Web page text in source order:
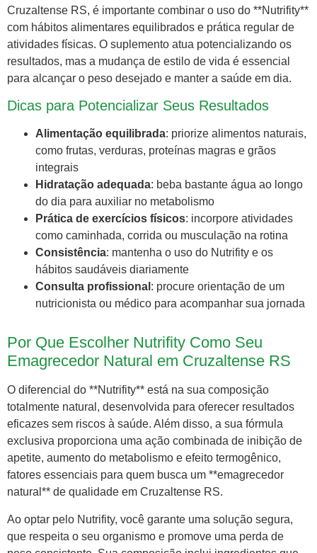
Cruzaltense RS, é importante combinar o uso do **Nutrifity**
com hábitos alimentares equilibrados e prática regular de
atividades físicas. O suplemento atua potencializando os
resultados, mas a mudança de estilo de vida é essencial
para alcançar o peso desejado e manter a saúde em dia.
Dicas para Potencializar Seus Resultados
Alimentação equilibrada: priorize alimentos naturais,
como frutas, verduras, proteínas magras e grãos
integrais
Hidratação adequada: beba bastante água ao longo
do dia para auxiliar no metabolismo
Prática de exercícios físicos: incorpore atividades
como caminhada, corrida ou musculação na rotina
Consistência: mantenha o uso do Nutrifity e os
hábitos saudáveis diariamente
Consulta profissional : procure orientação de um
nutricionista ou médico para acompanhar sua jornada
Por Que Escolher Nutrifity Como Seu
Emagrecedor Natural em Cruzaltense RS
O diferencial do **Nutrifity** está na sua composição
totalmente natural, desenvolvida para oferecer resultados
eficazes sem riscos à saúde. Além disso, a sua fórmula
exclusiva proporciona uma ação combinada de inibição de
apetite, aumento do metabolismo e efeito termogênico,
fatores essenciais para quem busca um **emagrecedor
natural** de qualidade em Cruzaltense RS.
Ao optar pelo Nutrifity, você garante uma solução segura,
que respeita o seu organismo e promove uma perda de